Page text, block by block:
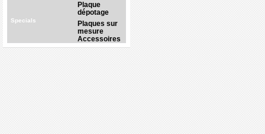
Plaque
dépotage
Specials
Plaques sur
mesure
Accessoires